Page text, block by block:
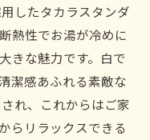
したタカラスタンダ
熱性でお湯が冷めに
きな魅力です。白で
潔感あふれる素敵な
れ、これからはご家
らリラックスできる